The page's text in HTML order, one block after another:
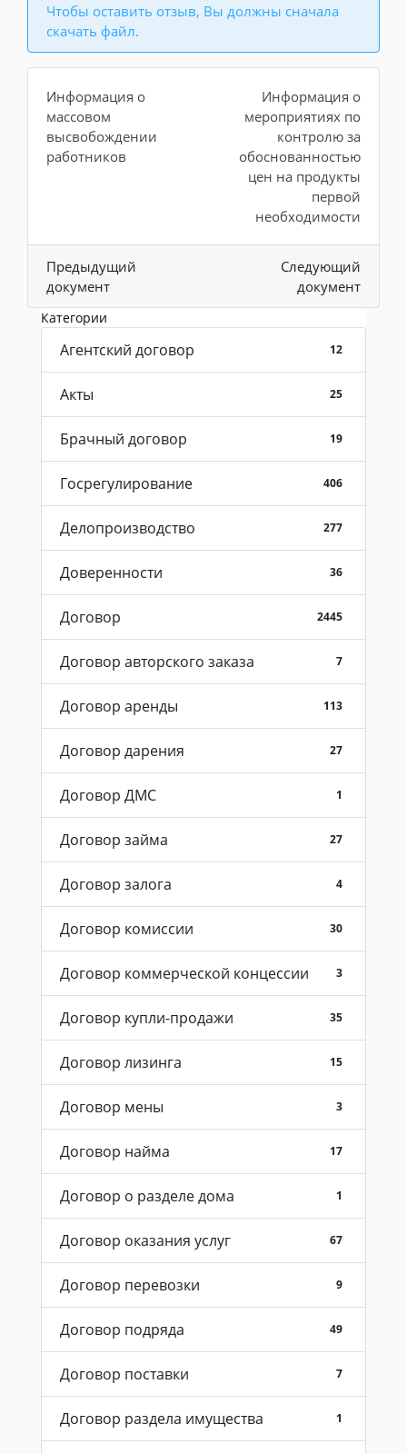
Чтобы оставить отзыв, Вы должны сначала
скачать файл.
Информация о
массовом
высвобождении
работников
Информация о
мероприятиях по
контролю за
обоснованностью
цен на продукты
первой
необходимости
Предыдущий
документ
Следующий
документ
Категории
Агентский договор 12
Акты 25
Брачный договор 19
Госрегулирование 406
Делопроизводство 277
Доверенности 36
Договор 2445
Договор авторского заказа 7
Договор аренды 113
Договор дарения 27
Договор ДМС 1
Договор займа 27
Договор залога 4
Договор комиссии 30
Договор коммерческой концессии 3
Договор купли-продажи 35
Договор лизинга 15
Договор мены 3
Договор найма 17
Договор о разделе дома 1
Договор оказания услуг 67
Договор перевозки 9
Договор подряда 49
Договор поставки 7
Договор раздела имущества 1